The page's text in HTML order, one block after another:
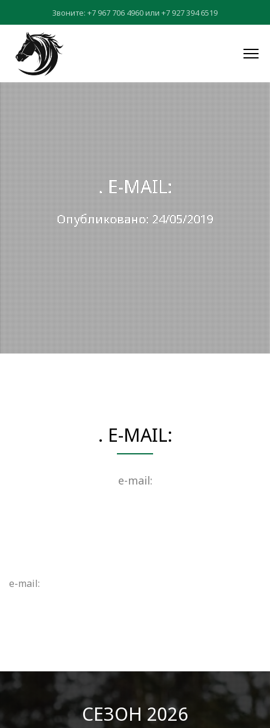
Звоните: +7 967 706 4960или +7 927 394 6519
. E-MAIL:
Опубликовано: 24/05/2019
. E-MAIL:
e-mail:
e-mail:
СЕЗОН 2026